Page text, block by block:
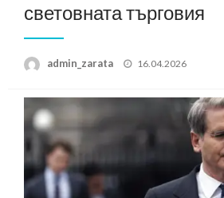
световната търговия
admin_zarata
Posted
16.04.2026